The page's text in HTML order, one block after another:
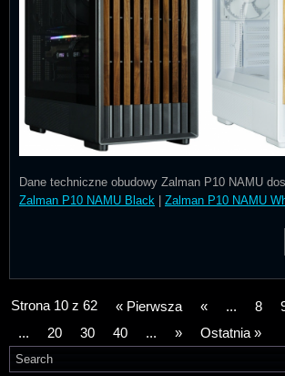
Dane techniczne obudowy Zalman P10 NAMU
Zalman P10 NAMU Black | Zalman P10 NAMU
Strona 10 z 62 « Pierwsza « ... 8
...
20 30 40 ... » Ostatnia »